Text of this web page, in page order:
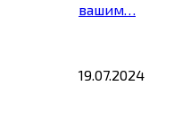
вашим…
19.07.2024